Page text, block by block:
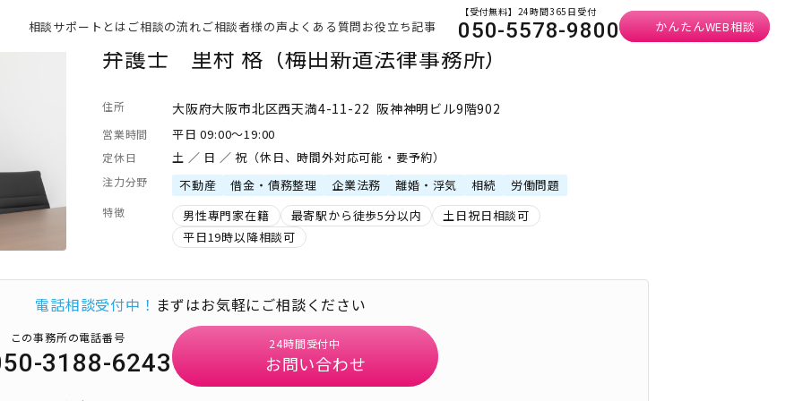
相談サポートとは ご相談の流れご相談者様の声よくある質問お役立ち記事
【受付無料】24時間365日受付
050-5578-9800 かんたんWEB相談
弁護士 里村 格（梅田新道法律事務所）
住所 大阪府大阪市北区西天満4-11-22 阪神神明ビル9階902
営業時間 平日 09:00～19:00
定休日 土 ／ 日 ／ 祝（休日、時間外対応可能・要予約）
注力分野 不動産 借金・債務整理 企業法務 離婚・浮気 相続 労働問題
特徴 男性専門家在籍 最寄駅から徒歩5分以内
土日祝日相談可
平日19時以降相談可
電話相談受付中！ まずはお気軽にご相談ください
この事務所の電話番号
3188-6243
24時間受付中
お問い合わせ